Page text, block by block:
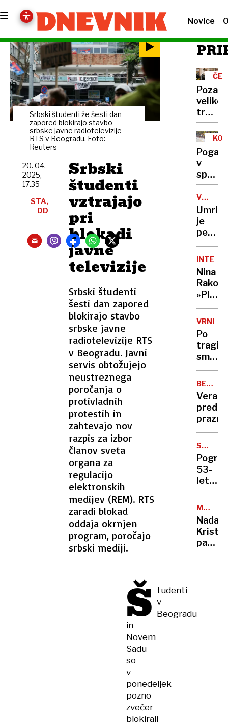
Novice
Srbski študenti že šesti dan
zapored blokirajo stavbo
srbske javne radiotelevizije
RTS v Beogradu. Foto:
Reuters
Srbski
študenti
vztrajajo
pri
blokadi
javne
televizije
Srbski študenti
šesti dan zapored
blokirajo stavbo
srbske javne
radiotelevizije RTS
v Beogradu. Javni
servis obtožujejo
neustreznega
poročanja o
protivladnih
protestih in
zahtevajo nov
razpis za izbor
članov sveta
organa za
regulacijo
elektronskih
medijev (REM). RTS
zaradi blokad
oddaja okrnjen
program, poročajo
srbski mediji.
20. 04.
2025,
17.35
STA,
DD
Š tudenti
v
Beogradu
in
Novem
Sadu
so
v
ponedeljek
pozno
zvečer
blokirali
ČEZ
v
Evropi
v
trojice
na
Goldu
do
mesta
V
95.
LETU
Umrla
je
in
Neža
Nina
me
in
mejni
ljudje
na
Po
smrti
in
na
finalu
lige
KRITIKA
Vera
pred
STE
GA
VIDELI?
53-
letnika
iz
Kranja,
prosijo
za
pomoč
MEL
GIBSON